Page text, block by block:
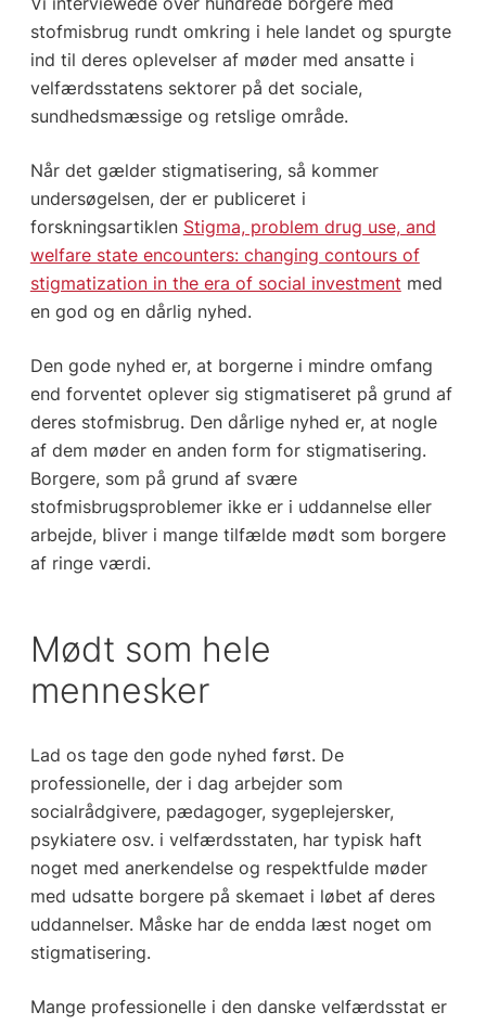
stofmisbrug rundt omkring i hele landet og spurgte
ind til deres oplevelser af møder med ansatte i
velfærdsstatens sektorer på det sociale,
sundhedsmæssige og retslige område.
Når det gælder stigmatisering, så kommer
undersøgelsen, der er publiceret i
forskningsartiklen Stigma, problem drug use, and
welfare state encounters: changing contours of
stigmatization in the era of social investment med
en god og en dårlig nyhed.
Den gode nyhed er, at borgerne i mindre omfang
end forventet oplever sig stigmatiseret på grund af
deres stofmisbrug. Den dårlige nyhed er, at nogle
af dem møder en anden form for stigmatisering.
Borgere, som på grund af svære
stofmisbrugsproblemer ikke er i uddannelse eller
arbejde, bliver i mange tilfælde mødt som borgere
af ringe værdi.
Mødt som hele
mennesker
Lad os tage den gode nyhed først. De
professionelle, der i dag arbejder som
socialrådgivere, pædagoger, sygeplejersker,
psykiatere osv. i velfærdsstaten, har typisk haft
noget med anerkendelse og respektfulde møder
med udsatte borgere på skemaet i løbet af deres
uddannelser. Måske har de endda læst noget om
stigmatisering.
Mange professionelle i den danske velfærdsstat er